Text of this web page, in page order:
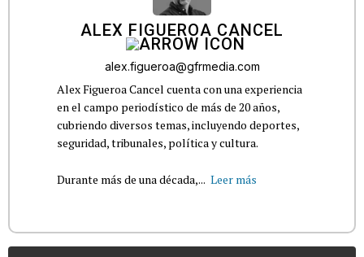
ALEX FIGUEROA CANCEL
alex.figueroa@gfrmedia.com
Alex Figueroa Cancel cuenta con una experiencia
en el campo periodístico de más de 20 años,
cubriendo diversos temas, incluyendo deportes,
seguridad, tribunales, política y cultura.
Durante más de una década,... Leer más